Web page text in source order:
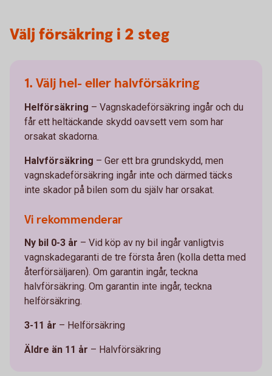
Välj försäkring i 2 steg
1. Välj hel- eller halvförsäkring
Helförsäkring – Vagnskadeförsäkring ingår och du
får ett heltäckande skydd oavsett vem som har
orsakat skadorna.
Halvförsäkring – Ger ett bra grundskydd, men
vagnskadeförsäkring ingår inte och därmed täcks
inte skador på bilen som du själv har orsakat.
Vi rekommenderar
Ny bil 0-3 år – Vid köp av ny bil ingår vanligtvis
vagnskadegaranti de tre första åren (kolla detta med
återförsäljaren). Om garantin ingår, teckna
halvförsäkring. Om garantin inte ingår, teckna
helförsäkring.
3-11 år – Helförsäkring
Äldre än 11 år – Halvförsäkring